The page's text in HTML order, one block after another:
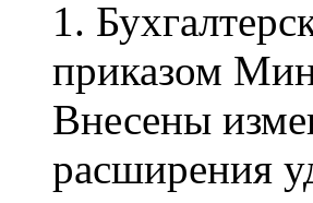
1.
приказом
Внесены
расширения